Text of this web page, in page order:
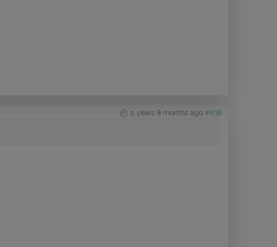
5 years 8 months ago #636